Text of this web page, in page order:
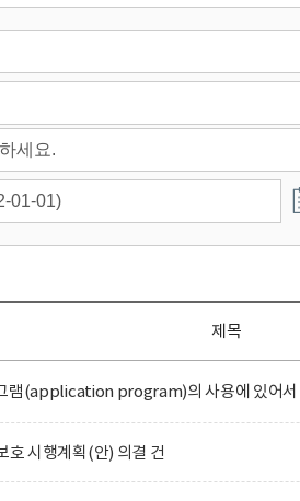
제목
램(application program)의 사용에 있어서
호 시행계획(안) 의결 건